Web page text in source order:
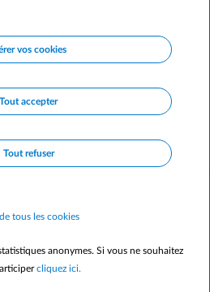
packs
vos cookies
Tout accepter
Tout refuser
tous les cookies
anonymes. Si vous ne souhaitez
cliquez ici.